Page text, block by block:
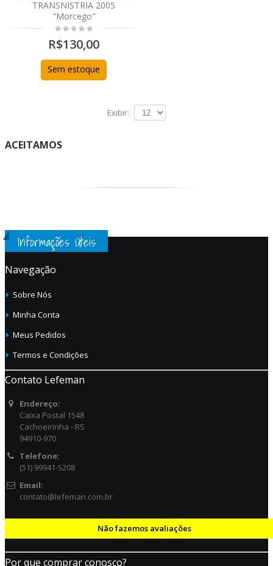
TRANSNISTRIA 2005
"Morcego"
R$130,00
Sem estoque
Exibir:
ACEITAMOS
Informações Úteis
Navegação
Sobre Nós
Minha Conta
Meus Pedidos
Termos e Condições
Contato Lefeman
Endereço:
Caixa Postal 1548
Cachoeirinha - RS
94910-970
Telefone:
(51) 99941-5208
Email:
contato@lefeman.com.br
Não fazemos avaliações
Por que comprar conosco?